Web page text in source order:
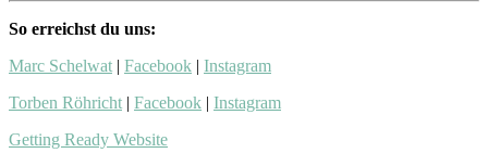
So erreichst du uns:
Marc Schelwat | Facebook | Instagram
Torben Röhricht | Facebook | Instagram
Getting Ready Website